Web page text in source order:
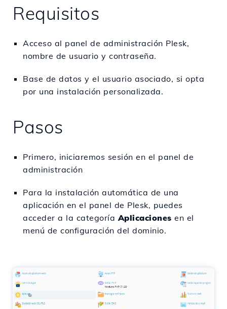
Requisitos
Acceso al panel de administración Plesk,
nombre de usuario y contraseña.
Base de datos y el usuario asociado, si opta
por una instalación personalizada.
Pasos
Primero, iniciaremos sesión en el panel de
administración
Para la instalación automática de una
aplicación en el panel de Plesk, puedes
acceder a la categoríaAplicaciones en el
menú de configuración del dominio.